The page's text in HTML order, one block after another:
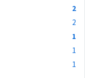
2
2
1
1
1